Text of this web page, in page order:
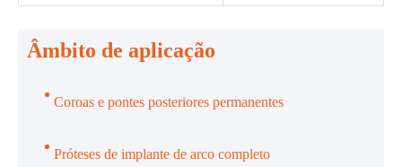
Âmbito de aplicação
Coroas e pontes posteriores permanentes
Próteses de implante de arco completo